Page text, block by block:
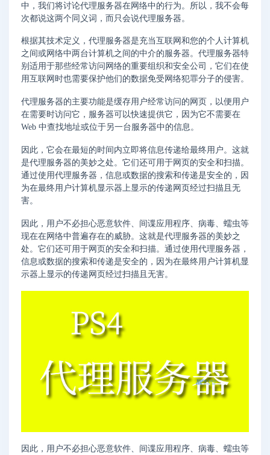
中，我们将讨论代理服务器在网络中的行为。所以，我不会每
次都说这两个同义词，而只会说代理服务器。
根据其技术定义，代理服务器是充当互联网和您的个人计算机
之间或网络中两台计算机之间的中介的服务器。代理服务器特
别适用于那些经常访问网络的重要组织和安全公司，它们在使
用互联网时也需要保护他们的数据免受网络犯罪分子的侵害。
代理服务器的主要功能是缓存用户经常访问的网页，以便用户
在需要时访问它，服务器可以快速提供它，因为它不需要在
Web 中查找地址或位于另一台服务器中的信息。
因此，它会在最短的时间内立即将信息传递给最终用户。这就
是代理服务器的美妙之处。它们还可用于网页的安全和扫描。
通过使用代理服务器，信息或数据的搜索和传递是安全的，因
为在最终用户计算机显示器上显示的传递网页经过扫描且无
害。
因此，用户不必担心恶意软件、间谍应用程序、病毒、蠕虫等
现在在网络中普遍存在的威胁。这就是代理服务器的美妙之
处。它们还可用于网页的安全和扫描。通过使用代理服务器，
信息或数据的搜索和传递是安全的，因为在最终用户计算机显
示器上显示的传递网页经过扫描且无害。
因此，用户不必担心恶意软件、间谍应用程序、病毒、蠕虫等